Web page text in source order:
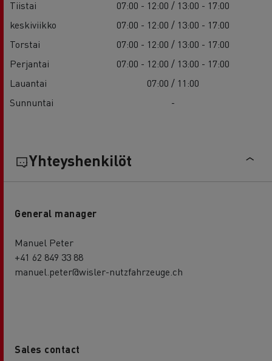
Tiistai
07:00 - 12:00 / 13:00 - 17:00
keskiviikko
07:00 - 12:00 / 13:00 - 17:00
Torstai
07:00 - 12:00 / 13:00 - 17:00
Perjantai
07:00 - 12:00 / 13:00 - 17:00
Lauantai
07:00 / 11:00
Sunnuntai
-
Yhteyshenkilöt
General manager
Manuel Peter
+41 62 849 33 88
manuel.peter@wisler-nutzfahrzeuge.ch
Sales contact